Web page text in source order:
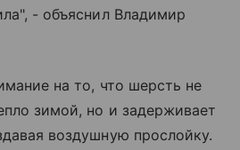
- объяснил Владимир
на то, что шерсть не
зимой, но и задерживает
воздушную прослойку.